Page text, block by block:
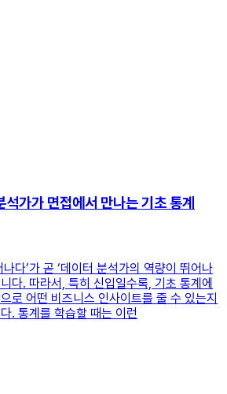
가가 면접에서 만나는 기초 통계
다’가 곧 ‘데이터 분석가의 역량이 뛰어나
다. 따라서, 특히 신입일수록, 기초 통계에
로 어떤 비즈니스 인사이트를 줄 수 있는지
. 통계를 학습할 때는 이런